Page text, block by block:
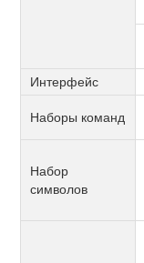
Интерфейс
Наборы команд
Набор
символов